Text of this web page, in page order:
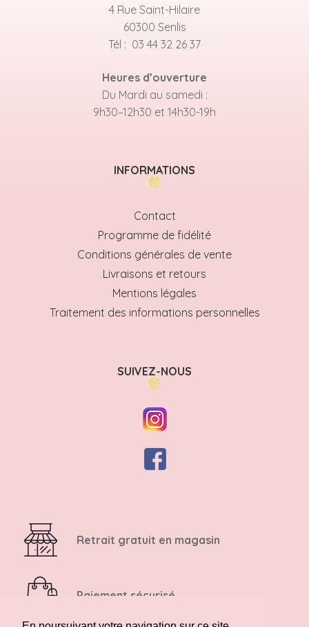
4 Rue Saint-Hilaire
60300 Senlis
Tél : 03 44 32 26 37
Heures d’ouverture
Du Mardi au samedi :
9h30–12h30 et 14h30-19h
INFORMATIONS
Contact
Programme de fidélité
Conditions générales de vente
Livraisons et retours
Mentions légales
Traitement des informations personnelles
SUIVEZ-NOUS
Retrait gratuit en magasin
Paiement sécurisé